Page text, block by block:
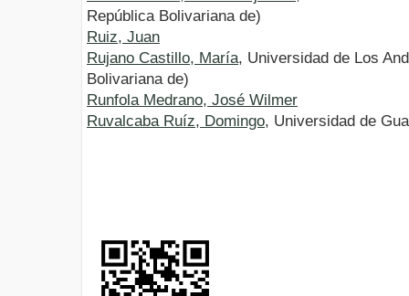
República Bolivariana de)
Ruiz, Juan
Rujano Castillo, María, Universidad de Los
Bolivariana de)
Runfola Medrano, José Wilmer
Ruvalcaba Ruíz, Domingo, Universidad de